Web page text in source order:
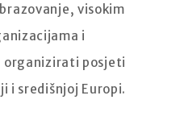
visokim
i
organizirati posjeti
i središnjoj Europi.